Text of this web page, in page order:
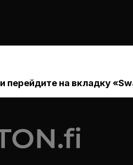
и перейдите на вкладку